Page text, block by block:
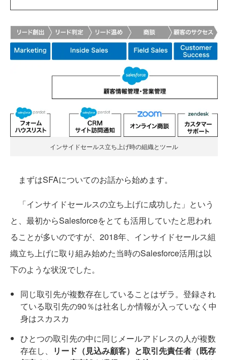
インサイドセールス立ち上げ時の組織とツール
まずはSFAについてのお話から始めます。
「インサイドセールスの立ち上げに成功した」という
と、最初からSalesforceをとても活用していたと思われ
ることが多いのですが、2018年、インサイドセールス組
織立ち上げに取り組み始めた当時のSalesforce活用は以
下のような状況でした。
同じ取引先が複数存在していることはザラ。登録され
ている取引先の90％は社名しか情報が入っていなく中
身はスカスカ
ひとつの取引先の中に同じメールアドレスの人が複数
存在し、
リード（見込み顧客）と取引先責任者（既存